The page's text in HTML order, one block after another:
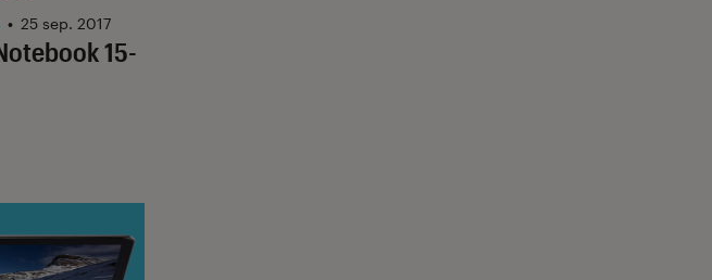
15-
sur 5
• 25 sep. 2017